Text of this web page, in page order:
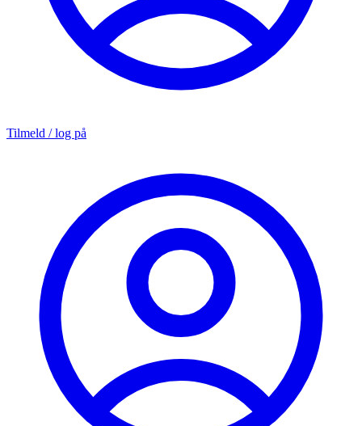
Tilmeld / log på